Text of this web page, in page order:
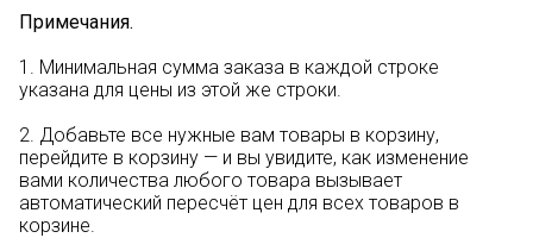
Примечания.
1. Минимальная сумма заказа в каждой строке
указана для цены из этой же строки.
2. Добавьте все нужные вам товары в корзину,
перейдите в корзину — и вы увидите, как изменение
вами количества любого товара вызывает
автоматический пересчёт цен для всех товаров в
корзине.